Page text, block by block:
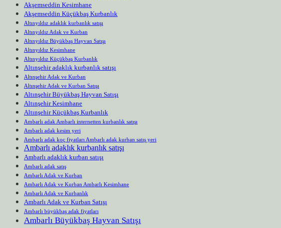
Akşemseddin Kesimhane
Akşemseddin Küçükbaş Kurbanlık
Altınyıldız adaklık kurbanlık satışı
Altınyıldız Adak ve Kurban
Altınyıldız Büyükbaş Hayvan Satışı
Altınyıldız Kesimhane
Altınyıldız Küçükbaş Kurbanlık
Altınşehir adaklık kurbanlık satışı
Altınşehir Adak ve Kurban
Altınşehir Adak ve Kurban Satışı
Altınşehir Büyükbaş Hayvan Satışı
Altınşehir Kesimhane
Altınşehir Küçükbaş Kurbanlık
Ambarlı adak Ambarlı internetten kurbanlık satışı
Ambarlı adak kesim yeri
Ambarlı adak koç fiyatları Ambarlı adak kurban satış yeri
Ambarlı adaklık kurbanlık satışı
Ambarlı adaklık kurban satışı
Ambarlı adak satış
Ambarlı Adak ve Kurban
Ambarlı Adak ve Kurban Ambarlı Kesimhane
Ambarlı Adak ve Kurbanlık
Ambarlı Adak ve Kurban Satışı
Ambarlı büyükbaş adak fiyatları
Ambarlı Büyükbaş Hayvan Satışı